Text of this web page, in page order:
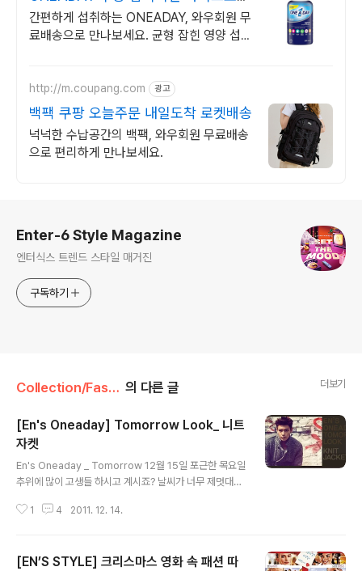
관리하세요
간편하게 섭취하는 ONEADAY, 와우회원 무
료배송으로 만나보세요. 균형 잡힌 영양 섭
http://m.coupang.com 광고
백팩 쿠팡 오늘주문 내일도착 로켓배송
넉넉한 수납공간의 백팩, 와우회원 무료배송
으로 편리하게 만나보세요.
Enter-6 Style Magazine
엔터식스 트렌드 스타일 매거진
구독하기
Collection/Fashion 의 다른 글 더보기
[En's Oneaday] Tomorrow Look_ 니트
자켓
En's Oneaday _ Tomorrow 12월 15일 포근한 목요일
추위에 많이 고생들 하시고 계시죠? 날씨가 너무 제멋대로
엇보다도 예방이 중요한데요. 독감 주사를 맞지 않으셨다
걸릴 확률이 높거든요. 적정 온도를 계속 지켜주시는 것이
1 4 2011. 12. 14.
[EN’S STYLE] 크리스마스 영화 속 패션 따